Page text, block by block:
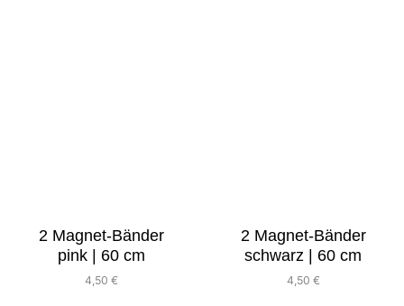
2 Magnet-Bänder
pink | 60 cm
4,50 €
2 Magnet-Bänder
schwarz | 60 cm
4,50 €